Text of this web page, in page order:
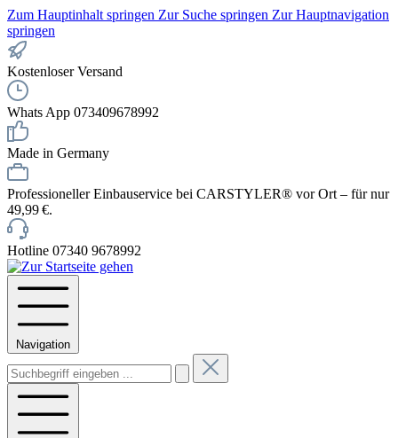
Zum Hauptinhalt springen Zur Suche springen Zur Hauptnavigation
springen
Kostenloser Versand
Whats App 073409678992
Made in Germany
Professioneller Einbauservice bei CARSTYLER® vor Ort – für nur
49,99 €.
Hotline 07340 9678992
Navigation